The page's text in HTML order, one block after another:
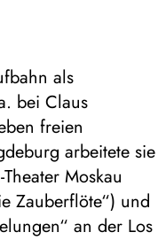
als
bei Claus
freien
arbeitete sie
Moskau
Zauberflöte“) und
an der Los